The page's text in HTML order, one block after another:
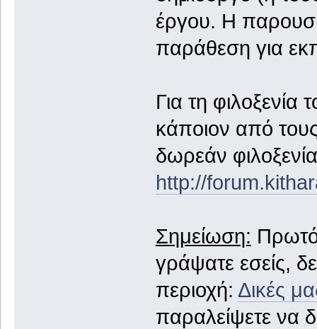
έργου. Η
παράθεση για
Για τη
κάποιον από
δωρεάν
http://
Σημείωση:
γράψατε εσείς,
περιοχή: Δικές
παραλείψετε να